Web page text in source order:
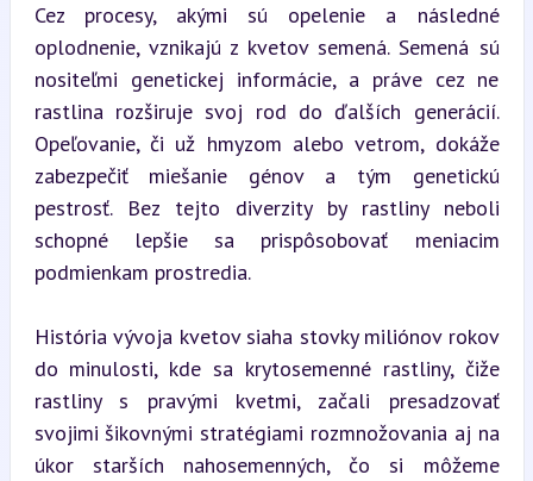
Cez procesy, akými sú opelenie a následné
oplodnenie, vznikajú z kvetov semená. Semená sú
nositeľmi genetickej informácie, a práve cez ne
rastlina rozširuje svoj rod do ďalších generácií.
Opeľovanie, či už hmyzom alebo vetrom, dokáže
zabezpečiť miešanie génov a tým genetickú
pestrosť. Bez tejto diverzity by rastliny neboli
schopné lepšie sa prispôsobovať meniacim
podmienkam prostredia.
História vývoja kvetov siaha stovky miliónov rokov
do minulosti, kde sa krytosemenné rastliny, čiže
rastliny s pravými kvetmi, začali presadzovať
svojimi šikovnými stratégiami rozmnožovania aj na
úkor starších nahosemenných, čo si môžeme